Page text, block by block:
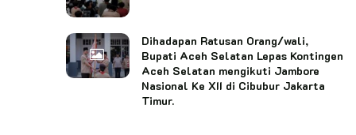
Dihadapan Ratusan Orang/wali,
Bupati Aceh Selatan Lepas Kontingen
Aceh Selatan mengikuti Jambore
Nasional Ke XII di Cibubur Jakarta
Timur.